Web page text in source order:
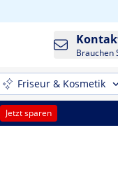
Brauchen
Friseur & Kosmetik
Jetzt sparen